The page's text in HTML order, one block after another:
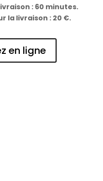
: 60 minutes.
la livraison : 20 €.
en ligne